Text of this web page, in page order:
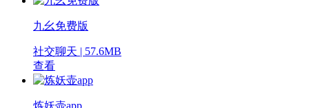
九幺免费版
社交聊天 | 57.6MB
查看